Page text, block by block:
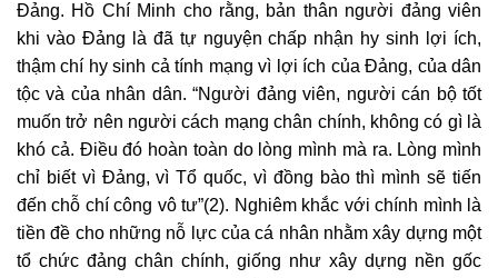
Đảng. Hồ Chí Minh cho rằng, bản thân người đảng viên
khi vào Đảng là đã tự nguyện chấp nhận hy sinh lợi ích,
thậm chí hy sinh cả tính mạng vì lợi ích của Đảng, của dân
tộc và của nhân dân. “Người đảng viên, người cán bộ tốt
muốn trở nên người cách mạng chân chính, không có gì là
khó cả. Điều đó hoàn toàn do lòng mình mà ra. Lòng mình
chỉ biết vì Đảng, vì Tổ quốc, vì đồng bào thì mình sẽ tiến
đến chỗ chí công vô tư”(2). Nghiêm khắc với chính mình là
tiền đề cho những nỗ lực của cá nhân nhằm xây dựng một
tổ chức đảng chân chính, giống như xây dựng nền gốc